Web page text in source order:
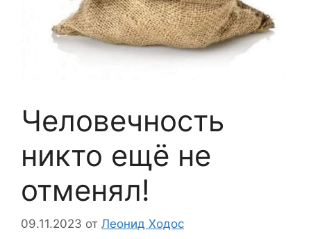
Человечность
никто ещё не
отменял!
09.11.2023 от Леонид Ходос